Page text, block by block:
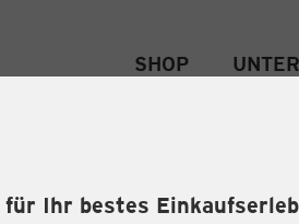
Ihr bestes
SHOP